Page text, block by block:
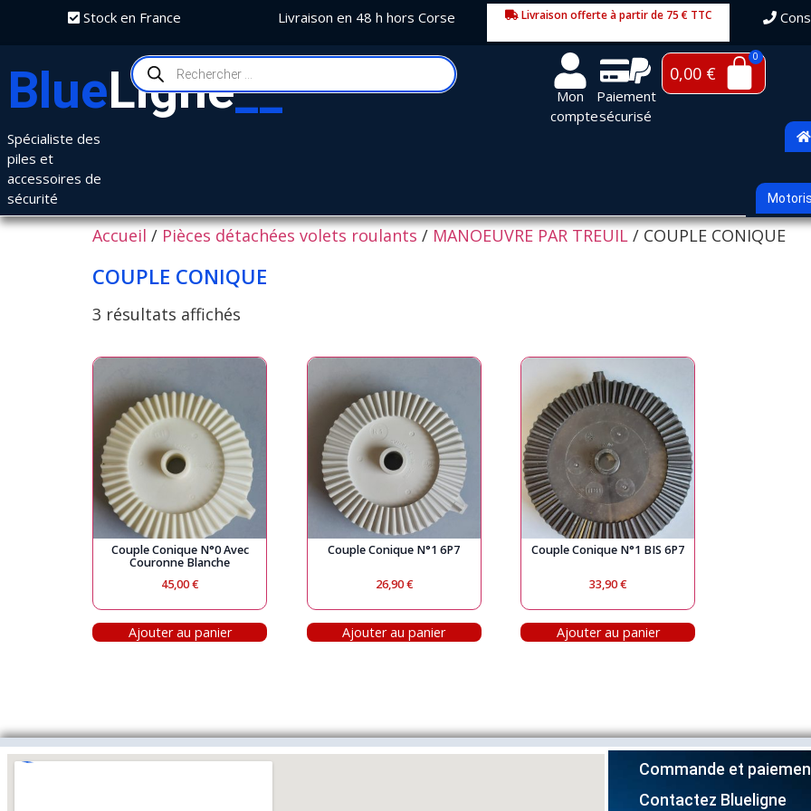
Stock en France Livraison en 48 h hors Corse Livraison offerte à partir de 75 € TTC
BlueLigne__
Spécialiste des
piles et
accessoires de
sécurité
Mon
compte
Paiement
sécurisé
0,00 €
Accueil / Pièces détachées volets roulants / MANOEUVRE PAR TREUIL / COUPLE CONIQUE
COUPLE CONIQUE
3 résultats affichés
Couple Conique N°0 Avec
Couronne Blanche
45,00€
Ajouter au panier
Couple Conique N°1 6P7
26,90€
Ajouter au panier
Couple Conique N°1 BIS 6P7
33,90€
Ajouter au panier
Commande et
Contactez Blueligne